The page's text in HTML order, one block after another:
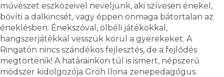
művészet eszközeivel neveljünk, aki szívesen énekel,
bővíti a dalkincsét, vagy éppen önmaga bátortalan az
éneklésben. Énekszóval, ölbéli játékokkal,
hangszerjátékkal vesszük körül a gyerekeket. A
Ringatón nincs szándékos fejlesztés, de a fejlődés
megtörténik! A határainkon túl is ismert, népszerű
módszer kidolgozója Gróh Ilona zenepedagógus.